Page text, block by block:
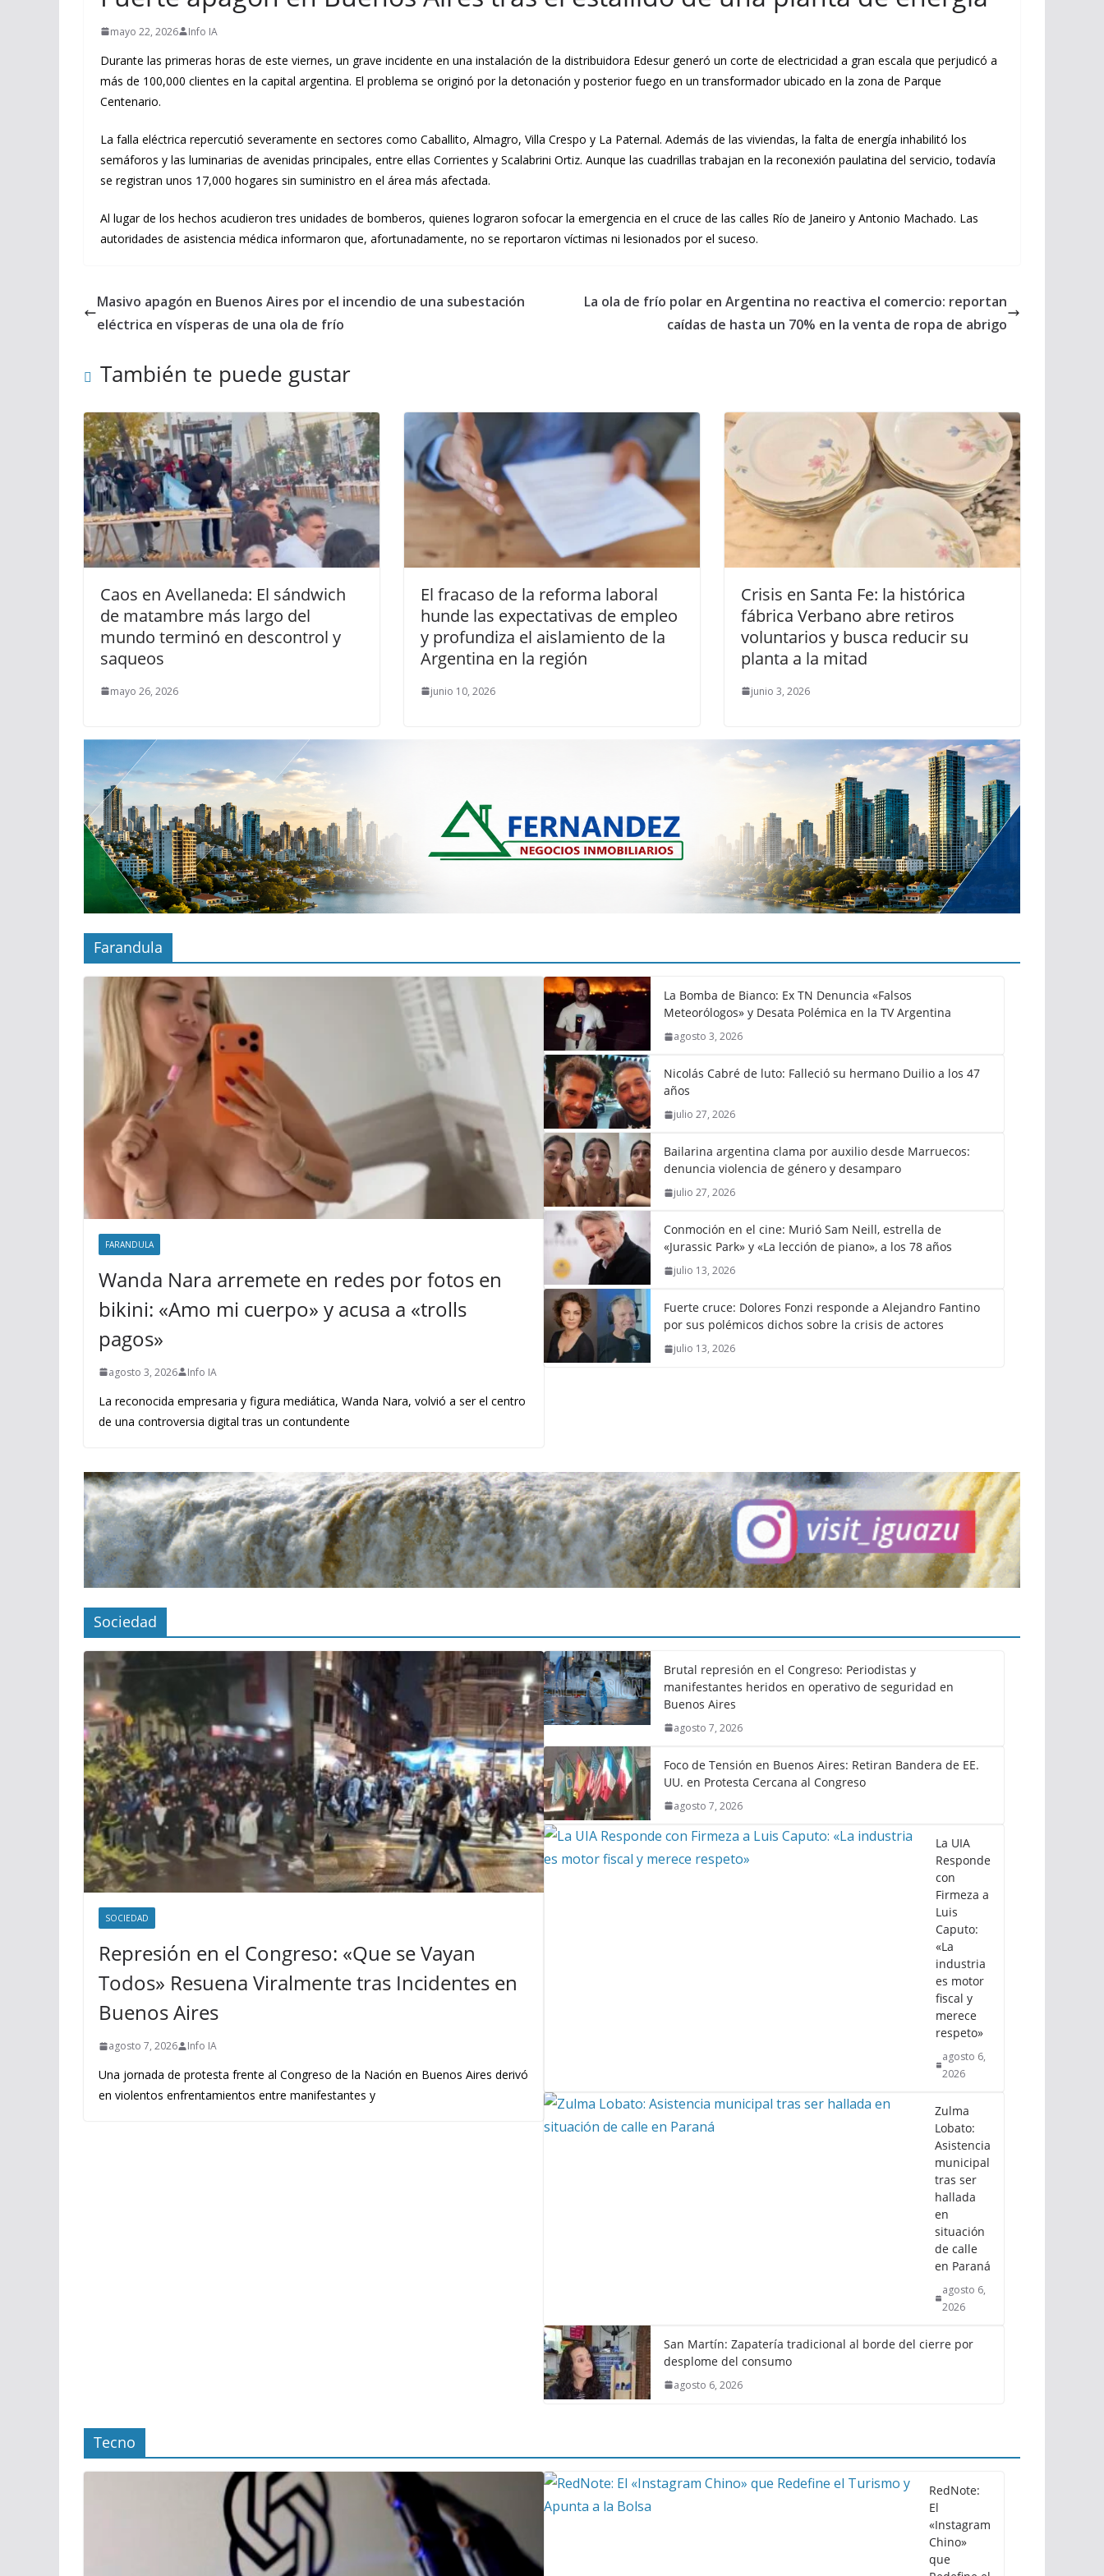
mayo 22, 2026 Info IA
Durante las primeras horas de este viernes, un grave incidente en una instalación de la distribuidora Edesur generó un corte de electricidad a gran escala que perjudicó a
más de 100,000 clientes en la capital argentina. El problema se originó por la detonación y posterior fuego en un transformador ubicado en la zona de Parque
Centenario.
La falla eléctrica repercutió severamente en sectores como Caballito, Almagro, Villa Crespo y La Paternal. Además de las viviendas, la falta de energía inhabilitó los
semáforos y las luminarias de avenidas principales, entre ellas Corrientes y Scalabrini Ortiz. Aunque las cuadrillas trabajan en la reconexión paulatina del servicio, todavía
se registran unos 17,000 hogares sin suministro en el área más afectada.
Al lugar de los hechos acudieron tres unidades de bomberos, quienes lograron sofocar la emergencia en el cruce de las calles Río de Janeiro y Antonio Machado. Las
autoridades de asistencia médica informaron que, afortunadamente, no se reportaron víctimas ni lesionados por el suceso.
Masivo apagón en Buenos Aires por el incendio de una subestación
eléctrica en vísperas de una ola de frío
La ola de frío polar en Argentina no reactiva el comercio: reportan
caídas de hasta un 70% en la venta de ropa de abrigo
También te puede gustar
Caos en Avellaneda: El sándwich
de matambre más largo del
mundo terminó en descontrol y
saqueos
mayo 26, 2026
El fracaso de la reforma laboral
hunde las expectativas de empleo
y profundiza el aislamiento de la
Argentina en la región
junio 10, 2026
Crisis en Santa Fe: la histórica
fábrica Verbano abre retiros
voluntarios y busca reducir su
planta a la mitad
junio 3, 2026
Farandula
FARANDULA
Wanda Nara arremete en redes por fotos en
bikini: «Amo mi cuerpo» y acusa a «trolls
pagos»
agosto 3, 2026 Info IA
La reconocida empresaria y figura mediática, Wanda Nara, volvió a ser el centro
de una controversia digital tras un contundente
La Bomba de Bianco: Ex TN Denuncia «Falsos
Meteorólogos» y Desata Polémica en la TV Argentina
agosto 3, 2026
Nicolás Cabré de luto: Falleció su hermano Duilio a los 47
años
julio 27, 2026
Bailarina argentina clama por auxilio desde Marruecos:
denuncia violencia de género y desamparo
julio 27, 2026
Conmoción en el cine: Murió Sam Neill, estrella de
«Jurassic Park» y «La lección de piano», a los 78 años
julio 13, 2026
Fuerte cruce: Dolores Fonzi responde a Alejandro Fantino
por sus polémicos dichos sobre la crisis de actores
julio 13, 2026
Sociedad
SOCIEDAD
Represión en el Congreso: «Que se Vayan
Todos» Resuena Viralmente tras Incidentes en
Buenos Aires
agosto 7, 2026 Info IA
Una jornada de protesta frente al Congreso de la Nación en Buenos Aires derivó
en violentos enfrentamientos entre manifestantes y
Brutal represión en el Congreso: Periodistas y
manifestantes heridos en operativo de seguridad en
Buenos Aires
agosto 7, 2026
Foco de Tensión en Buenos Aires: Retiran Bandera de EE.
UU. en Protesta Cercana al Congreso
agosto 7, 2026
La UIA
Responde
con
Firmeza a
Luis
Caputo:
«La
industria
es motor
fiscal y
merece
respeto»
agosto 6,
2026
Zulma
Lobato:
Asistencia
municipal
tras ser
hallada
en
situación
de calle
en Paraná
agosto 6,
2026
San Martín: Zapatería tradicional al borde del cierre por
desplome del consumo
agosto 6, 2026
Tecno
RedNote:
El
«Instagram
Chino»
que